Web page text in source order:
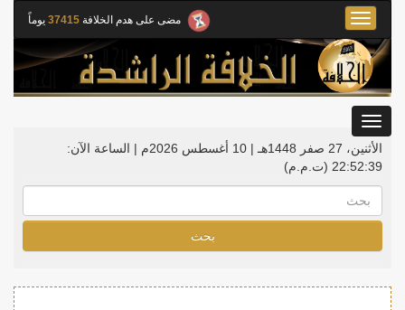
مضى على هدم الخلافة 37415 يوماً
Toggle
navigation
الأثنين، 27 صفر 1448هـ | 10 أغسطس 2026م |
الساعة الآن:
22:52:40 (ت.م.م)
بحث